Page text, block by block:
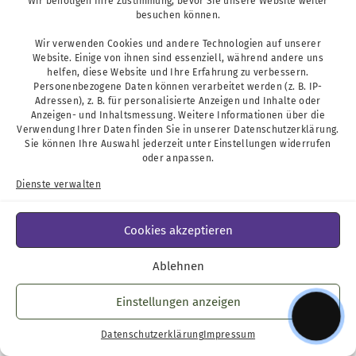
besuchen können.
Wir verwenden Cookies und andere Technologien auf unserer
Website. Einige von ihnen sind essenziell, während andere uns
helfen, diese Website und Ihre Erfahrung zu verbessern.
Personenbezogene Daten können verarbeitet werden (z. B. IP-
Adressen), z. B. für personalisierte Anzeigen und Inhalte oder
Anzeigen- und Inhaltsmessung. Weitere Informationen über die
Verwendung Ihrer Daten finden Sie in unserer Datenschutzerklärung.
Sie können Ihre Auswahl jederzeit unter Einstellungen widerrufen
oder anpassen.
Dienste verwalten
Cookies akzeptieren
Ablehnen
Einstellungen anzeigen
DatenschutzerklärungImpressum